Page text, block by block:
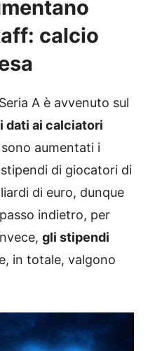
calcio
A è avvenuto sul
dati ai calciatori
aumentati i
di giocatori di
di euro, dunque
indietro, per
gli stipendi
e, in totale, valgono